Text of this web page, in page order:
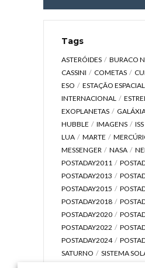
Tags
ASTERÓIDES
BURACO
CASSINI
COMETAS
ESO
ESTAÇÃO ESPACIAL
INTERNACIONAL
EXOPLANETAS
HUBBLE
IMAGENS ISS
LUA
MARTE
MESSENGER
NASA
POSTADAY2011
POSTADAY2013
POSTADAY2015
POSTADAY2018
POSTADAY2020
POSTADAY2022
POSTADAY2024
SATURNO
SISTEMA